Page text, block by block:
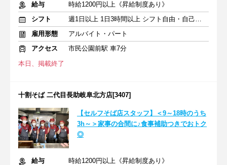
給与
時給1200円以上《昇給制度あり》
シフト
週1日以上 1日3時間以上 シフト自由・自己申告
雇用形態
アルバイト・パート
アクセス
市民公園前駅 車7分
本日、掲載終了
十割そば 二代目長助岐阜北方店[3407]
【セルフそば店スタッフ】＜9～18時のうち
3h～＞家事の合間に♪食事補助つきでおトク
◎
給与
時給1200円以上《昇給制度あり》